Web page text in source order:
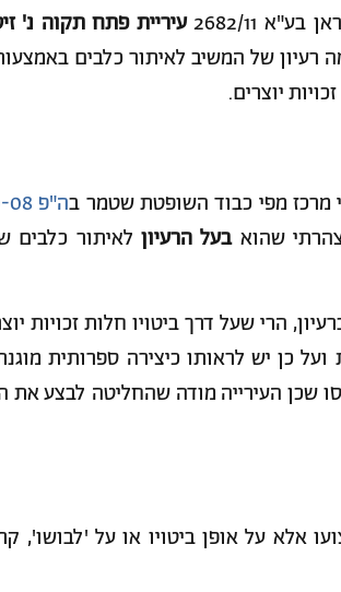
2682/11
עיריית פתח תקוה נ'
רעיון של המשיב לאיתור כלבים
מרכז מפי כבוד השופטת שטמר בה"פ 1052-10-08
שהואבעל הרעיוןלאיתור כלבים
הרי שעל דרך ביטויו חלות זכויות
כן יש לראותו כיצירה ספרותית
שכן העירייה מודה שהחליטה לבצע את
אלא על אופן ביטויו או על 'לבושו',